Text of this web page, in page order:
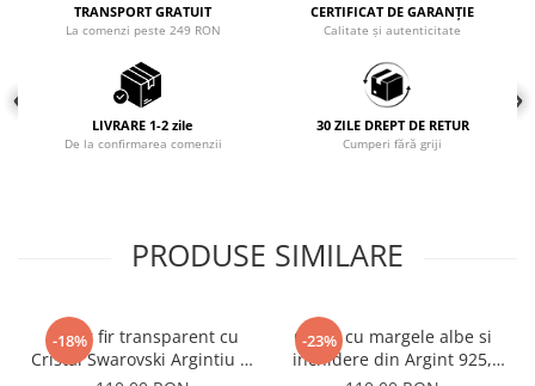
TRANSPORT GRATUIT
La comenzi peste 249 RON
CERTIFICAT DE GARANȚIE
Calitate și autenticitate
LIVRARE 1-2 zile
De la confirmarea comenzii
30 ZILE DREPT DE RETUR
Cumperi fără griji
PRODUSE SIMILARE
-18%
Colier fir transparent cu
Cristal Swarovski Argintiu in
-23%
Colier cu margele albe si
inchidere din Argint 925,